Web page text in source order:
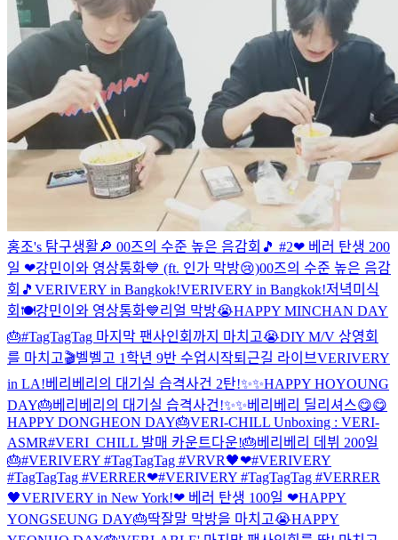
홍조's 탐구생활🔎 00즈의 수준 높은 음감회🎵 #2❤ 베러 탄생 200
일 ❤강민이와 영상통화💙 (ft. 인가 막방😢)00즈의 수준 높은 음감
회🎵 VERIVERY in Bangkok!VERIVERY in Bangkok!저녁미식
회🍽강민이와 영상통화💙리얼 막방😭HAPPY MINCHAN DAY
🎂#TagTagTag 마지막 팬사인회까지 마치고😭DIY M/V 상영회
를 마치고🎬벨벨고 1학년 9반 수업시작퇴근길 라이브VERIVERY
in LA!베리베리의 대기실 습격사건 2탄!✨✨HAPPY HOYOUNG
DAY🎂베리베리의 대기실 습격사건!✨✨베리베리 딜리셔스😋😋
HAPPY DONGHEON DAY🎂VERI-CHILL Unboxing : VERI-
ASMR#VERI_CHILL 발매 카운트다운!🎂베리베리 데뷔 200일
🎂#VERIVERY #TagTagTag #VRVR🖤❤#VERIVERY
#TagTagTag #VERRER❤#VERIVERY #TagTagTag #VERRER
🖤VERIVERY in New York!❤ 베러 탄생 100일 ❤HAPPY
YONGSEUNG DAY🎂딱잘말 막방을 마치고😭HAPPY